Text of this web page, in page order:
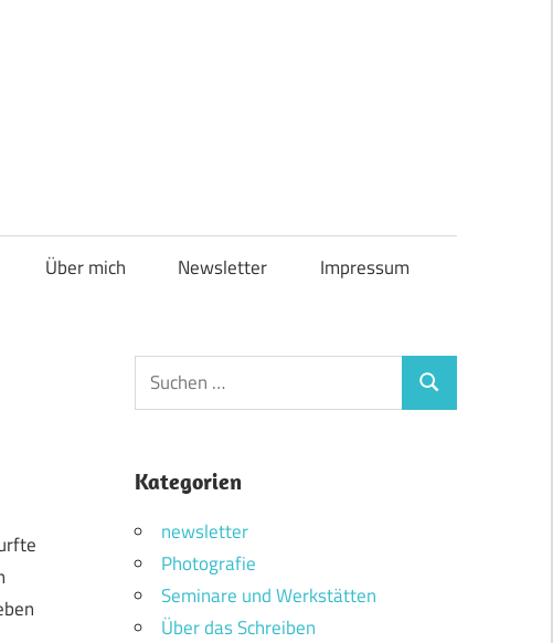
Über mich Newsletter Impressum
Suchen
nach:
Suchen
Kategorien
newsletter
Photografie
Seminare und Werkstätten
Über das Schreiben